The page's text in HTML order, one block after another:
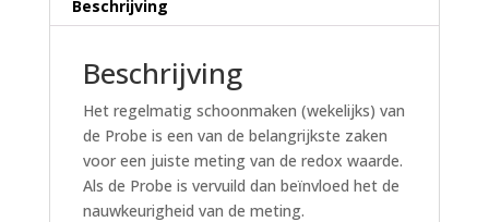
Beschrijving
Beschrijving
Het regelmatig schoonmaken (wekelijks) van
de Probe is een van de belangrijkste zaken
voor een juiste meting van de redox waarde.
Als de Probe is vervuild dan beïnvloed het de
nauwkeurigheid van de meting.